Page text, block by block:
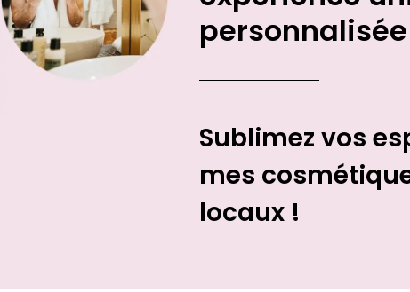
Sublimez vos
mes
locaux !